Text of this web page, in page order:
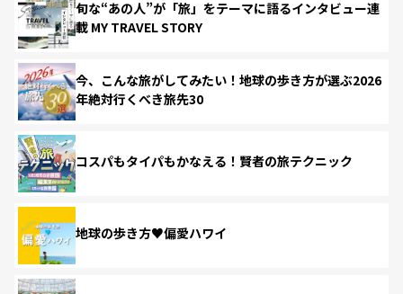
旬な“あの人”が「旅」をテーマに語るインタビュー連
載 MY TRAVEL STORY
今、こんな旅がしてみたい！地球の歩き方が選ぶ2026
年絶対行くべき旅先30
コスパもタイパもかなえる！賢者の旅テクニック
地球の歩き方♥偏愛ハワイ